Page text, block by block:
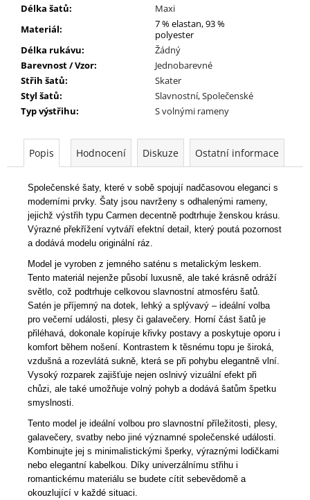
Délka šatů:
Maxi
Materiál:
7 % elastan, 93 %
polyester
Délka rukávu:
Žádný
Barevnost / Vzor:
Jednobarevné
Střih šatů:
Skater
Styl šatů: Slavnostní,Společenské
Typ výstřihu: S volnými rameny
Popis Hodnocení Diskuze Ostatní informace
Společenské šaty, které v sobě spojují nadčasovou eleganci s
moderními prvky. Šaty jsou navrženy s odhalenými rameny,
jejichž výstřih typu Carmen decentně podtrhuje ženskou krásu.
Výrazné překřížení vytváří efektní detail, který poutá pozornost
a dodává modelu originální ráz.
Model je vyroben z jemného saténu s metalickým leskem.
Tento materiál nejenže působí luxusně, ale také krásně odráží
světlo, což podtrhuje celkovou slavnostní atmosféru šatů.
Satén je příjemný na dotek, lehký a splývavý – ideální volba
pro večerní události, plesy či galavečery. Horní část šatů je
přiléhavá, dokonale kopíruje křivky postavy a poskytuje oporu i
komfort během nošení. Kontrastem k těsnému topu je široká,
vzdušná a rozevlátá sukně, která se při pohybu elegantně vlní.
Vysoký rozparek zajišťuje nejen oslnivý vizuální efekt při
chůzi, ale také umožňuje volný pohyb a dodává šatům špetku
smyslnosti.
Tento model je ideální volbou pro slavnostní příležitosti, plesy,
galavečery, svatby nebo jiné významné společenské události.
Kombinujte jej s minimalistickými šperky, výraznými lodičkami
nebo elegantní kabelkou. Díky univerzálnímu střihu i
romantickému materiálu se budete cítit sebevědomě a
okouzlující v každé situaci.